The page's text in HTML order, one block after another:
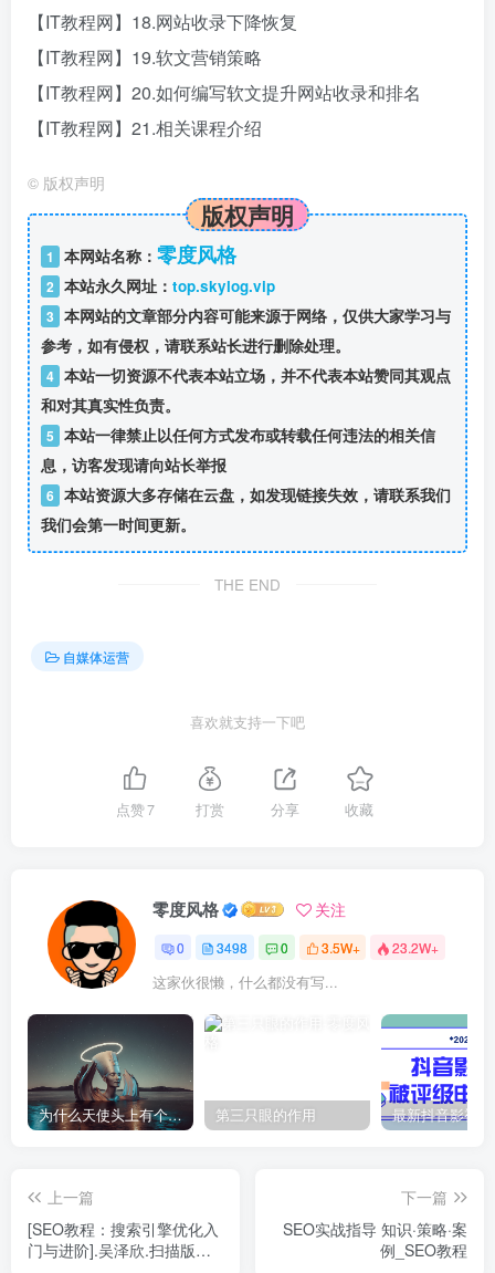
【IT教程网】18.网站收录下降恢复
【IT教程网】19.软文营销策略
【IT教程网】20.如何编写软文提升网站收录和排名
【IT教程网】21.相关课程介绍
© 版权声明
版权声明
1 本网站名称： 零度风格
2 本站永久网址： top.skylog.vip
3 本网站的文章部分内容可能来源于网络，仅供大家学习与
参考，如有侵权，请联系站长进行删除处理。
4 本站一切资源不代表本站立场，并不代表本站赞同其观点
和对其真实性负责。
5 本站一律禁止以任何方式发布或转载任何违法的相关信
息，访客发现请向站长举报
6 本站资源大多存储在云盘，如发现链接失效，请联系我们
我们会第一时间更新。
THE END
自媒体运营
喜欢就支持一下吧
点赞7 打赏 分享 收藏
零度风格 关注
0 3498 0 3.5W+ 23.2W+
这家伙很懒，什么都没有写...
为什么天使头上有个圈？ 第三只眼的作用
上一篇
[SEO教程：搜索引擎优化入
门与进阶].吴泽欣.扫描版
下一篇
SEO实战指导 知识·策略·案
例_SEO教程